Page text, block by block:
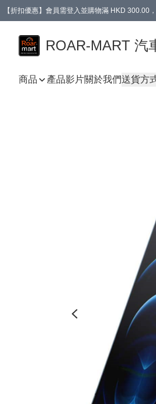
【折扣優惠】會員需登入並購物滿 HKD 300.00
ROAR-MART 汽
商品 產品影片關於我們送貨方